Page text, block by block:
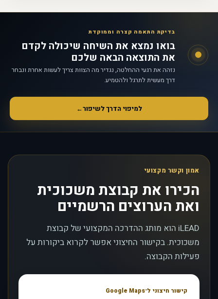
בדיקת התאמה קצרה וממוקדת
בואו נמצא את השיחה שיכולה לקדם
את התוצאה הבאה שלכם
נזהה את רגעי ההחלטה, נגדיר מה הצוות צריך לעשות אחרת ונבחר
דרך מעשית לתרגל ולהטמיע.
למיפוי הדרך לשיפור←
אמון וקשר מקצועי
הכירו את קבוצת משכוכית
ואת הערוצים הרשמיים
iLEAD הוא מותג ההדרכה המקצועי של קבוצת
משכוכית. בקישור החיצוני אפשר לקרוא ביקורות על
פעילות הקבוצה.
קישור חיצוני ל־Google Maps